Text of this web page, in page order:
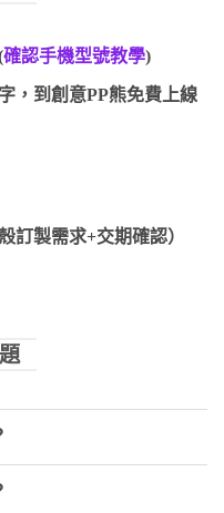
確認手機型號教學)
，到創意PP熊免費上線
訂製需求+交期確認）